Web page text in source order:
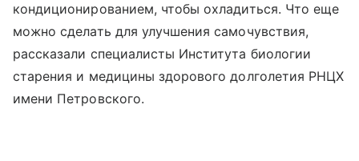
кондиционированием, чтобы охладиться. Что еще
можно сделать для улучшения самочувствия,
рассказали специалисты Института биологии
старения и медицины здорового долголетия РНЦХ
имени Петровского.